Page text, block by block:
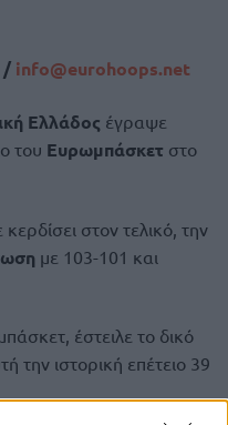
/ info@eurohoops.net
Ελλάδος έγραψε
του Ευρωμπάσκετ στο
κερδίσει στον τελικό, την
με 103-101 και
έστειλε το δικό
την ιστορική επέτειο 39